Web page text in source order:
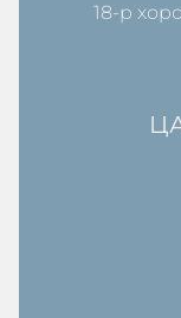
18-р